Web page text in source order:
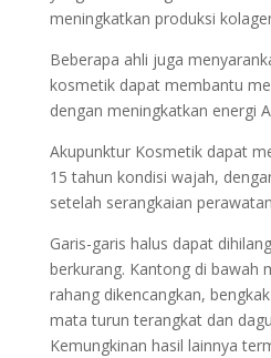
meningkatkan produksi
Beberapa ahli juga
kosmetik dapat membantu
dengan meningkatkan energi
Akupunktur Kosmetik dapat
15 tahun kondisi wajah,
setelah serangkaian
Garis-garis halus dapat
berkurang. Kantong di bawah
rahang dikencangkan,
mata turun terangkat dan
Kemungkinan hasil lainnya